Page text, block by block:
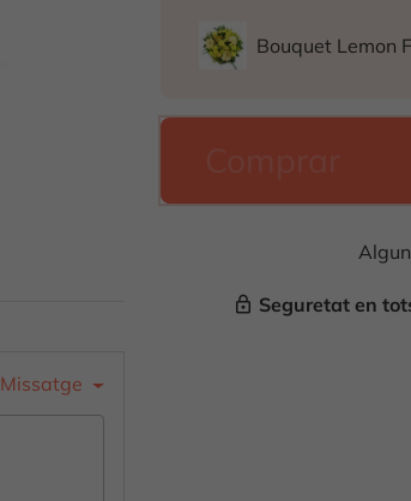
Missatge
Bouquet Lemon
lock_outline Seguretat en